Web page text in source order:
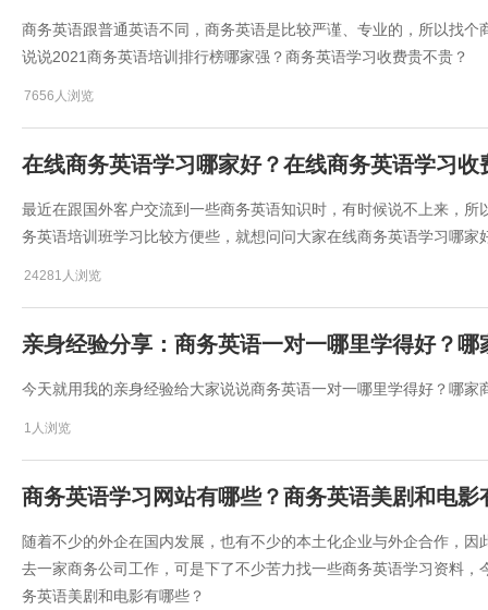
商务英语跟普通英语不同，商务英语是比较严谨、专业的，所以找
说说2021商务英语培训排行榜哪家强？商务英语学习收费贵不贵？
7656人浏览
在线商务英语学习哪家好？在线商务英语学习收
最近在跟国外客户交流到一些商务英语知识时，有时候说不上来，
务英语培训班学习比较方便些，就想问问大家在线商务英语学习哪家
24281人浏览
亲身经验分享：商务英语一对一哪里学得好？
今天就用我的亲身经验给大家说说商务英语一对一哪里学得好？哪家
1人浏览
商务英语学习网站有哪些？商务英语美剧和电影
随着不少的外企在国内发展，也有不少的本土化企业与外企合作，
去一家商务公司工作，可是下了不少苦力找一些商务英语学习资料
务英语美剧和电影有哪些？